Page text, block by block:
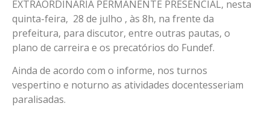
EXTRAORDINÁRIA PERMANENTE PRESENCIAL, nesta
quinta-feira, 28 de julho , às 8h, na frente da
prefeitura, para discutor, entre outras pautas, o
plano de carreira e os precatórios do Fundef.
Ainda de acordo com o informe, nos turnos
vespertino e noturno as atividades docentesseriam
paralisadas.